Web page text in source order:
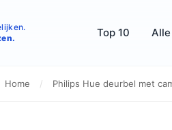
Top 10
Home / Philips Hue deurbel met